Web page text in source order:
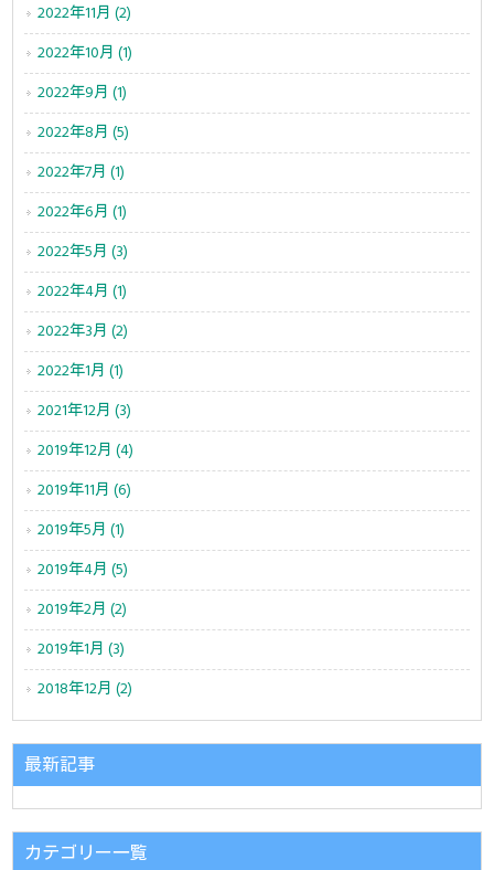
2022年11月 (2)
2022年10月 (1)
2022年9月 (1)
2022年8月 (5)
2022年7月 (1)
2022年6月 (1)
2022年5月 (3)
2022年4月 (1)
2022年3月 (2)
2022年1月 (1)
2021年12月 (3)
2019年12月 (4)
2019年11月 (6)
2019年5月 (1)
2019年4月 (5)
2019年2月 (2)
2019年1月 (3)
2018年12月 (2)
最新記事
カテゴリー一覧